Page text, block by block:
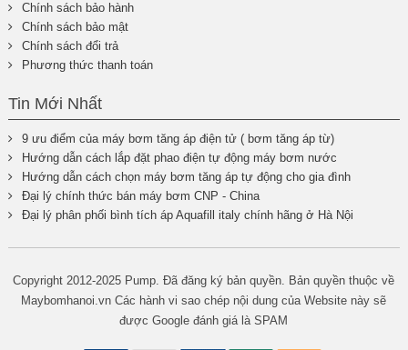
Chính sách bảo hành
Chính sách bảo mật
Chính sách đổi trả
Phương thức thanh toán
Tin Mới Nhất
9 ưu điểm của máy bơm tăng áp điện tử ( bơm tăng áp từ)
Hướng dẫn cách lắp đặt phao điện tự động máy bơm nước
Hướng dẫn cách chọn máy bơm tăng áp tự động cho gia đình
Đại lý chính thức bán máy bơm CNP - China
Đại lý phân phối bình tích áp Aquafill italy chính hãng ở Hà Nội
Copyright 2012-2025 Pump. Đã đăng ký bản quyền. Bản quyền thuộc về
Maybomhanoi.vn Các hành vi sao chép nội dung của Website này sẽ
được Google đánh giá là SPAM